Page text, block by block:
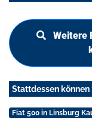
Weitere
Stattdessen können
Fiat 500 in Linsburg